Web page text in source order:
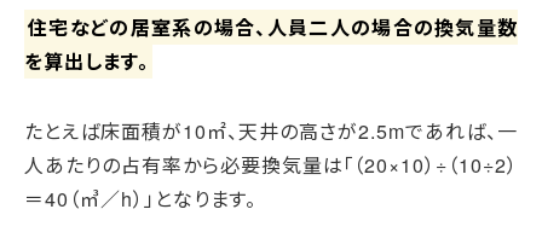
住宅などの居室系の場合、人員二人の場合の換気量数
を算出します。
たとえば床面積が10㎡、天井の高さが2.5mであれば、一
人あたりの占有率から必要換気量は「（20×10）÷（10÷2）
＝40（㎥／h）」となります。